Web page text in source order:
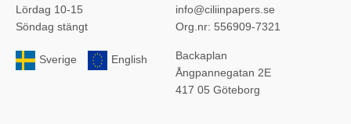
Lördag 10-15
Söndag stängt
Sverige English
info@ciliinpapers.se
Org.nr: 556909-7321
Backaplan
Ångpannegatan 2E
417 05 Göteborg